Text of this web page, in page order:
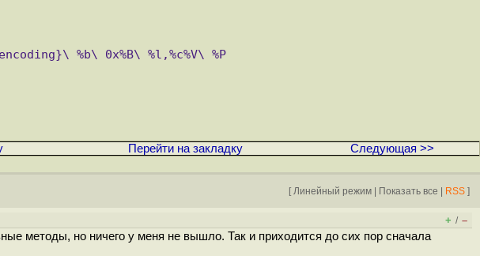
%b\ 0x%B\ %l,%c%V\ %P
Перейти на закладку Следующая >>
[ Линейный режим | Показать все | RSS ]
+ / –
методы, но ничего у меня не вышло. Так и приходится до сих пор сначала